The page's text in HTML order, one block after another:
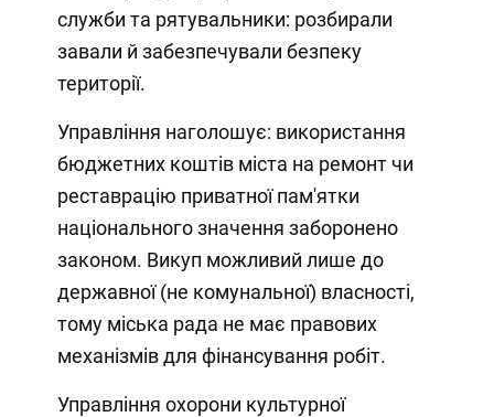
служби та рятувальники: розбирали
завали й забезпечували безпеку
території.
Управління наголошує: використання
бюджетних коштів міста на ремонт чи
реставрацію приватної пам'ятки
національного значення заборонено
законом. Викуп можливий лише до
державної (не комунальної) власності,
тому міська рада не має правових
механізмів для фінансування робіт.
Управління охорони культурної